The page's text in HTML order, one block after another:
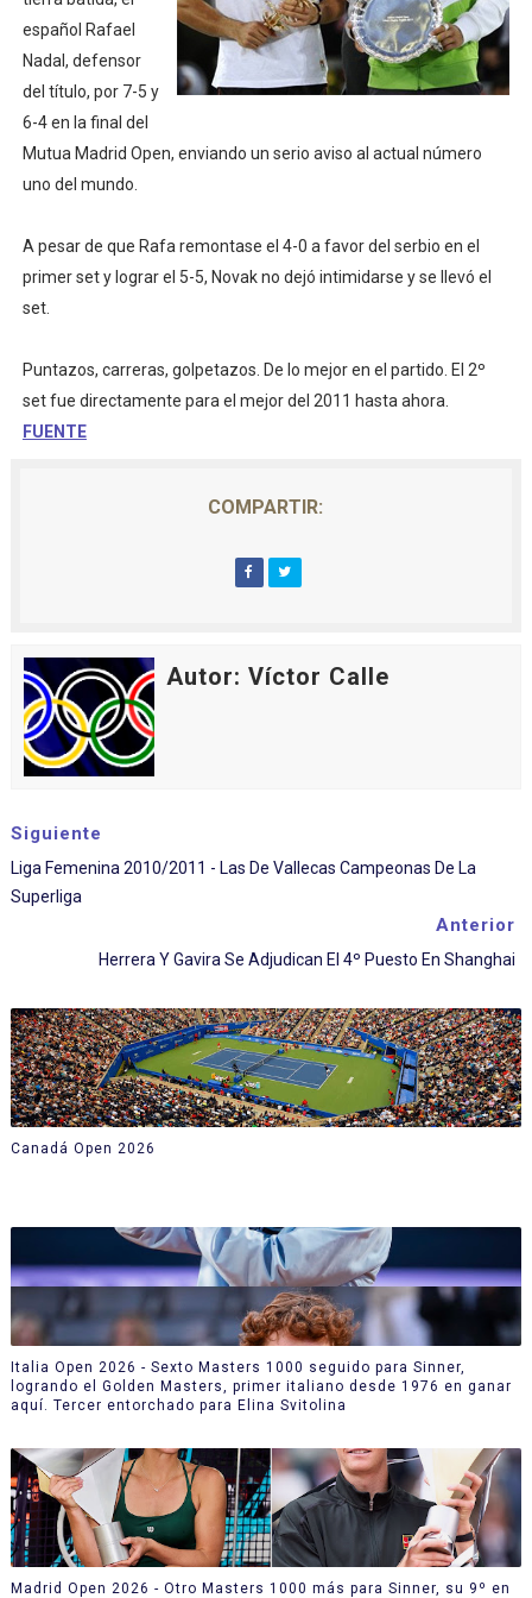
Mundial de piragüismo slalom 2026 (Oklahoma City,
Tour de Francia masculino 2026 - Tadej Pogacar
Campeonato de Europa en aguas abiertas 2026
Campeonato de Europa de saltos 2026 (París,
español Rafael
Nadal, defensor
del título, por 7-5 y
6-4 en la final del
Mutua Madrid Open, enviando un serio aviso al actual número
uno del mundo.
A pesar de que Rafa remontase el 4-0 a favor del serbio en el
primer set y lograr el 5-5, Novak no dejó intimidarse y se llevó el
set.
Puntazos, carreras, golpetazos. De lo mejor en el partido. El 2º
set fue directamente para el mejor del 2011 hasta ahora.
FUENTE
COMPARTIR:
Autor: Víctor Calle
Siguiente
Liga Femenina 2010/2011 - Las De Vallecas Campeonas De La
Superliga
Anterior
Herrera Y Gavira Se Adjudican El 4º Puesto En Shanghai
Canadá Open 2026
Italia Open 2026 - Sexto Masters 1000 seguido para Sinner,
logrando el Golden Masters, primer italiano desde 1976 en ganar
aquí. Tercer entorchado para Elina Svitolina
Madrid Open 2026 - Otro Masters 1000 más para Sinner, su 9º en